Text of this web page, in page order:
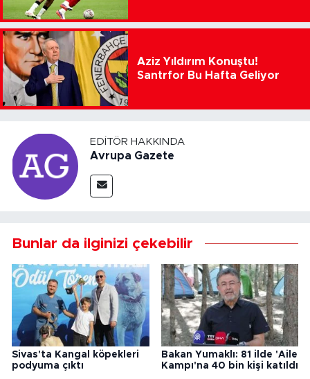
Aziz Yıldırım Konuştu!
Santrfor Bu Hafta Geliyor
EDITÖR HAKKINDA
Avrupa Gazete
Bunlar da ilginizi çekebilir
Sivas'ta Kangal köpekleri
podyuma çıktı
Bakan Yumaklı: 81 ilde 'Aile
Kampı'na 40 bin kişi katıldı